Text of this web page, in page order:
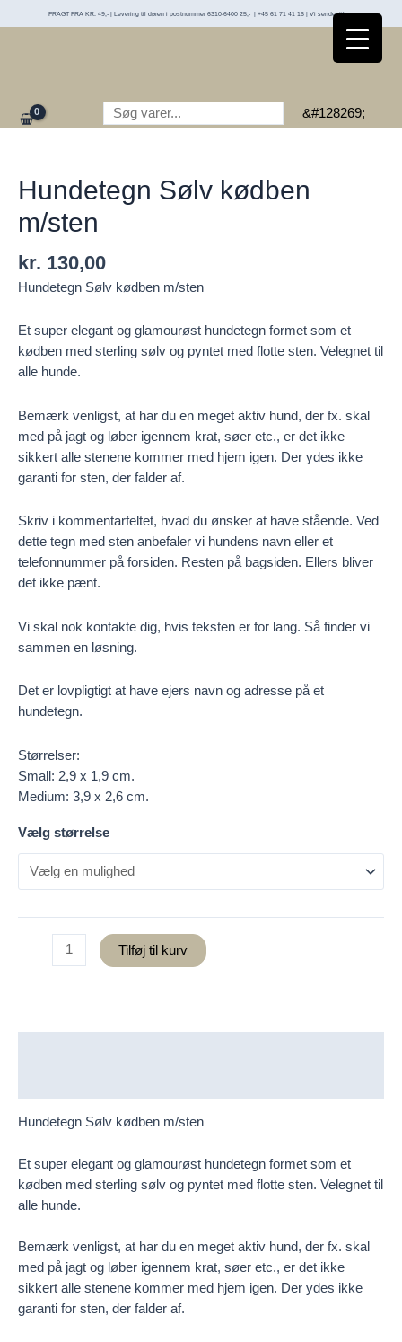
til
FRAGT FRA KR. 49,- | Levering til døren i postnummer 6310-6400 25,- | +45 61 71 41 16 | Vi sender til:
Søg &#128269;
Hundetegn Sølv kødben
m/sten
kr. 130,00
Hundetegn Sølv kødben m/sten
Et super elegant og glamourøst hundetegn formet som et
kødben med sterling sølv og pyntet med flotte sten. Velegnet til
alle hunde.
Bemærk venligst, at har du en meget aktiv hund, der fx. skal
med på jagt og løber igennem krat, søer etc., er det ikke
sikkert alle stenene kommer med hjem igen. Der ydes ikke
garanti for sten, der falder af.
Skriv i kommentarfeltet, hvad du ønsker at have stående. Ved
dette tegn med sten anbefaler vi hundens navn eller et
telefonnummer på forsiden. Resten på bagsiden. Ellers bliver
det ikke pænt.
Vi skal nok kontakte dig, hvis teksten er for lang. Så finder vi
sammen en løsning.
Det er lovpligtigt at have ejers navn og adresse på et
hundetegn.
Størrelser:
Small: 2,9 x 1,9 cm.
Medium: 3,9 x 2,6 cm.
Vælg størrelse
Hundetegn
Tilføj til kurv
Hundetegn Sølv kødben m/sten
Et super elegant og glamourøst hundetegn formet som et
kødben med sterling sølv og pyntet med flotte sten. Velegnet til
alle hunde.
Bemærk venligst, at har du en meget aktiv hund, der fx. skal
med på jagt og løber igennem krat, søer etc., er det ikke
sikkert alle stenene kommer med hjem igen. Der ydes ikke
garanti for sten, der falder af.